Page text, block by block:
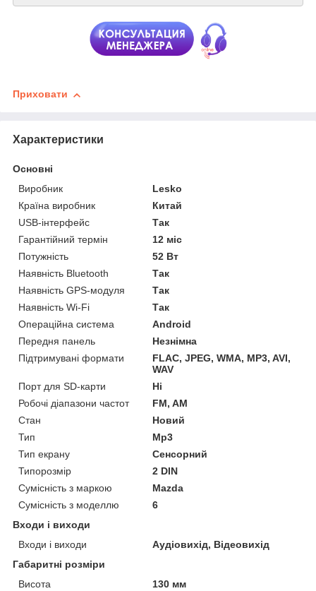
Приховати
Характеристики
Основні
Виробник
Lesko
Країна виробник
Китай
USB-інтерфейс
Так
Гарантійний термін
12 міс
Потужність
52 Вт
Наявність Bluetooth
Так
Наявність GPS-модуля
Так
Наявність Wi-Fi
Так
Операційна система
Android
Передня панель
Незнімна
Підтримувані формати
FLAC, JPEG, WMA, MP3, AVI,
WAV
Порт для SD-карти
Ні
Робочі діапазони частот
FM, AM
Стан
Новий
Тип
Mp3
Тип екрану
Сенсорний
Типорозмір
2 DIN
Сумісність з маркою
Mazda
Сумісність з моделлю
6
Входи і виходи
Входи і виходи
Аудіовихід, Відеовихід
Габаритні розміри
Висота
130 мм